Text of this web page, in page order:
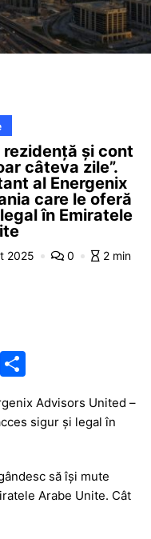
rezidență și cont
câteva zile”.
al Energenix
care le oferă
în Emiratele
2025 0
2 min
M
a
ta
je
a
z
Advisors United –
sigur și legal în
să își mute
Arabe Unite. Cât